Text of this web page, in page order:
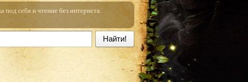
себя и чтение без интернета.
Найти!